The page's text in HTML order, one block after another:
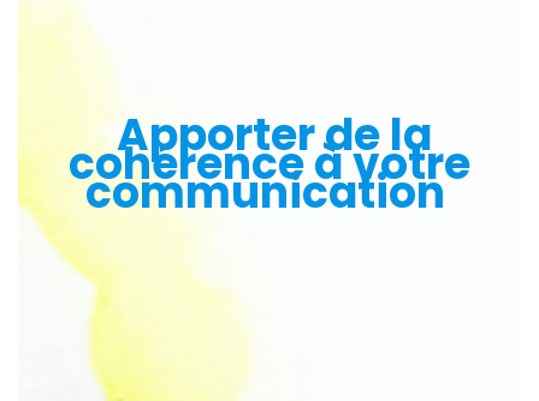
Apporter de la
cohérence à votre
communication